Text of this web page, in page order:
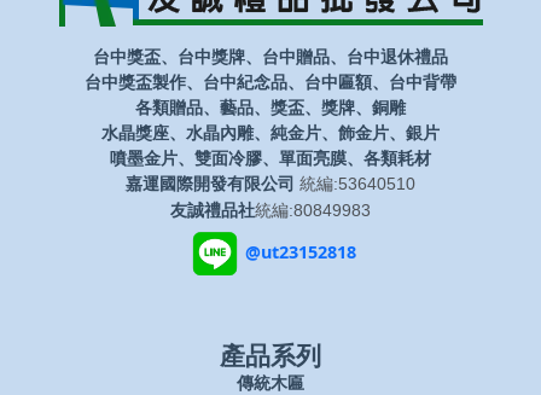
台中獎盃、台中獎牌、台中贈品、台中退休禮品
台中獎盃製作、台中紀念品、台中匾額、台中背帶
各類贈品、藝品、獎盃、獎牌、銅雕
水晶獎座、水晶內雕、純金片、飾金片、銀片
噴墨金片、雙面冷膠、單面亮膜、各類耗材
嘉運國際開發有限公司 統編:53640510
友誠禮品社統編:80849983
@ut23152818
產品系列
傳統木匾